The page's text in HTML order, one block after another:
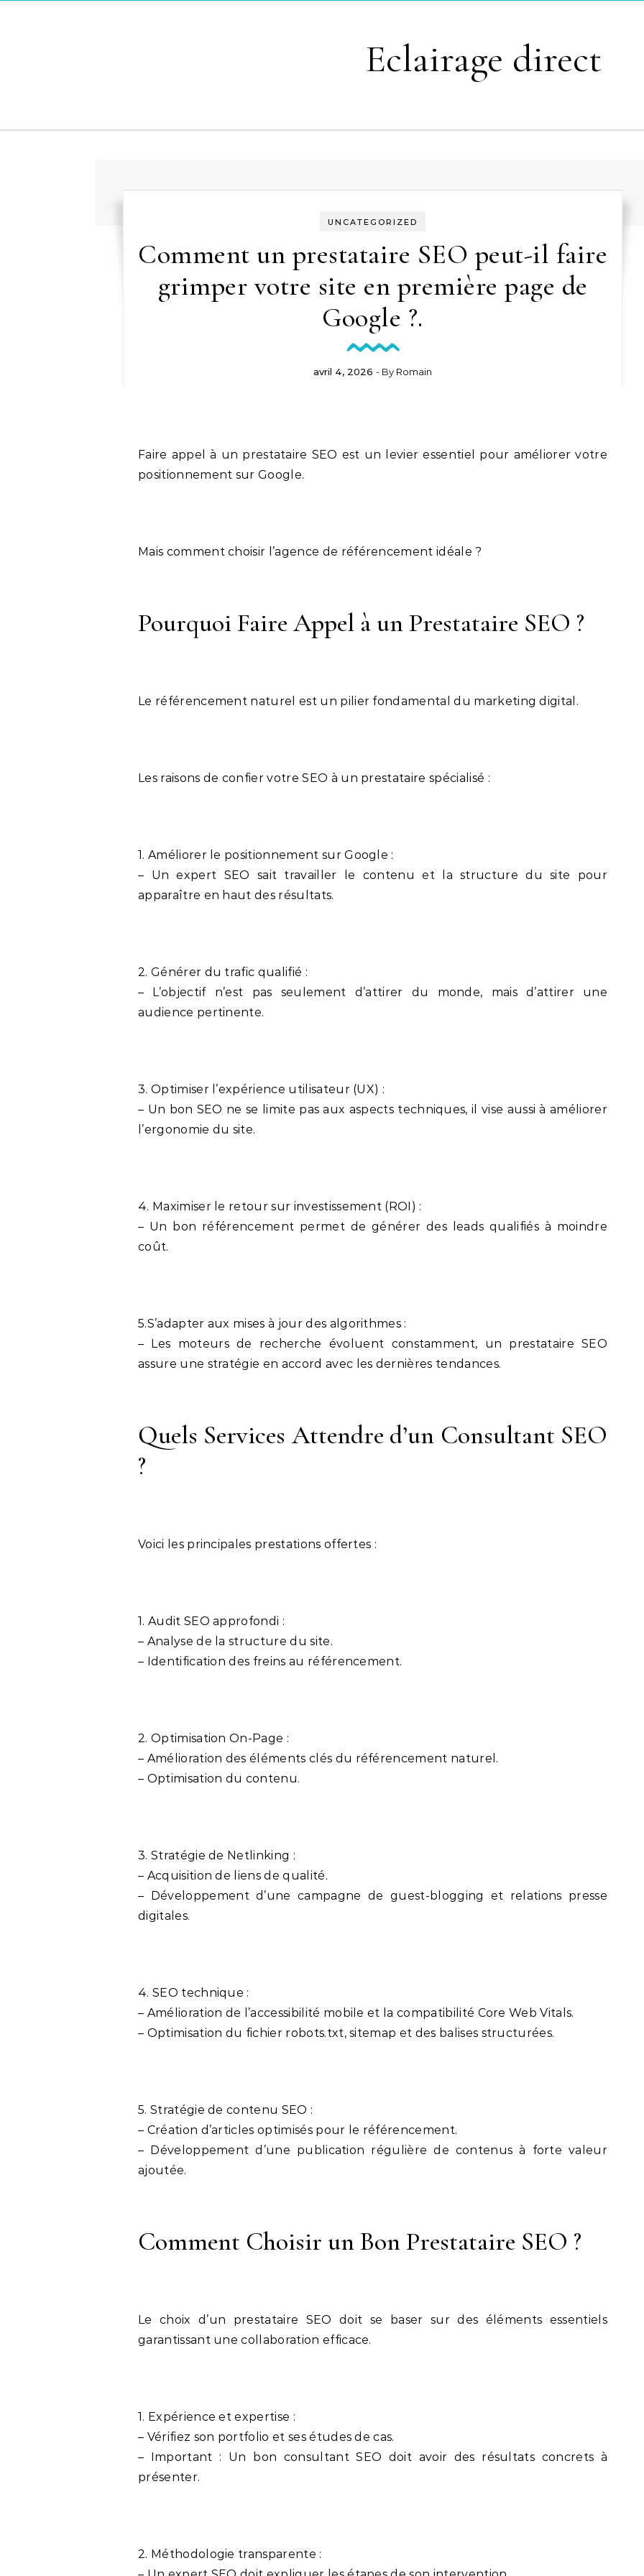
Eclairage direct
UNCATEGORIZED
Comment un prestataire SEO peut-il faire
grimper votre site en première page de
Google ?.
avril 4, 2026 - By Romain
Faire appel à un prestataire SEO est un levier essentiel pour améliorer votre
positionnement sur Google.
Mais comment choisir l’agence de référencement idéale ?
Pourquoi Faire Appel à un Prestataire SEO ?
Le référencement naturel est un pilier fondamental du marketing digital.
Les raisons de confier votre SEO à un prestataire spécialisé :
1. Améliorer le positionnement sur Google :
– Un expert SEO sait travailler le contenu et la structure du site pour
apparaître en haut des résultats.
2. Générer du trafic qualifié :
– L’objectif n’est pas seulement d’attirer du monde, mais d’attirer une
audience pertinente.
3. Optimiser l’expérience utilisateur (UX) :
– Un bon SEO ne se limite pas aux aspects techniques, il vise aussi à améliorer
l’ergonomie du site.
4. Maximiser le retour sur investissement (ROI) :
– Un bon référencement permet de générer des leads qualifiés à moindre
coût.
5.S’adapter aux mises à jour des algorithmes :
– Les moteurs de recherche évoluent constamment, un prestataire SEO
assure une stratégie en accord avec les dernières tendances.
Quels Services Attendre d’un Consultant SEO
?
Voici les principales prestations offertes :
1. Audit SEO approfondi :
– Analyse de la structure du site.
– Identification des freins au référencement.
2. Optimisation On-Page :
– Amélioration des éléments clés du référencement naturel.
– Optimisation du contenu.
3. Stratégie de Netlinking :
– Acquisition de liens de qualité.
– Développement d’une campagne de guest-blogging et relations presse
digitales.
4. SEO technique :
– Amélioration de l’accessibilité mobile et la compatibilité Core Web Vitals.
– Optimisation du fichier robots.txt, sitemap et des balises structurées.
5. Stratégie de contenu SEO :
– Création d’articles optimisés pour le référencement.
– Développement d’une publication régulière de contenus à forte valeur
ajoutée.
Comment Choisir un Bon Prestataire SEO ?
Le choix d’un prestataire SEO doit se baser sur des éléments essentiels
garantissant une collaboration efficace.
1. Expérience et expertise :
– Vérifiez son portfolio et ses études de cas.
– Important : Un bon consultant SEO doit avoir des résultats concrets à
présenter.
2. Méthodologie transparente :